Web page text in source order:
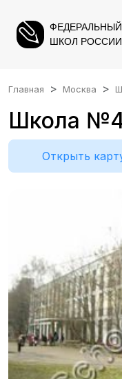
ШКОЛ РОССИИ
Главная Москва
Школа
Открыть